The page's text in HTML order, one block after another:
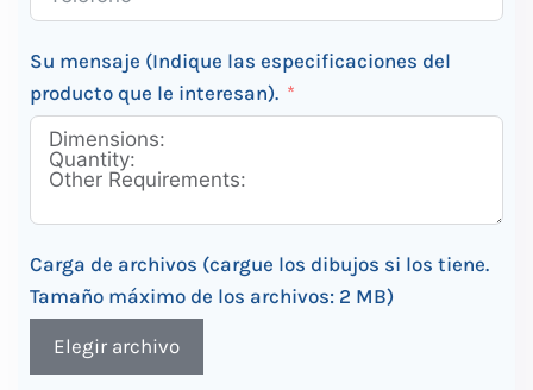
Su mensaje (Indique las especificaciones del
producto que le interesan).
Carga de archivos (cargue los dibujos si los tiene.
Tamaño máximo de los archivos: 2 MB)
Elegir archivo